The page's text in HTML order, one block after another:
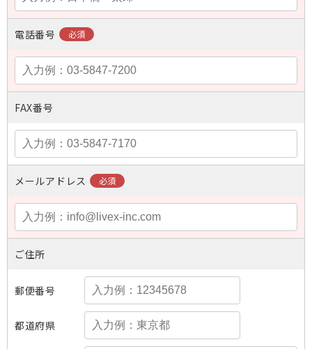
電話番号
FAX番号
メールアドレス
ご住所
郵便番号
都道府県